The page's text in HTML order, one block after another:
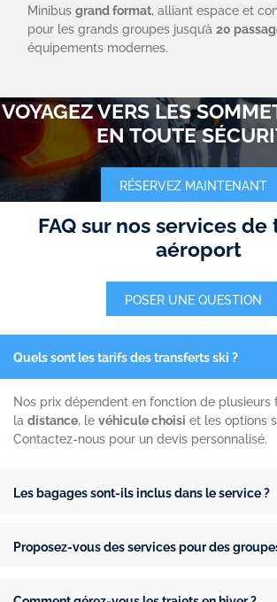
Minibus grand format, alliant espace et
pour les grands groupes jusqu’à 20
équipements modernes.
VOYAGEZ VERS LES
EN TOUTE
RÉSERVEZ MAINTENANT
FAQ sur nos services
aéroport
POSER UNE QUESTION
Quels sont les tarifs des transferts ski ?
Nos prix dépendent en fonction de plusieurs
la distance, le véhicule choisi et les options
Contactez-nous pour un devis personnalisé.
Les bagages sont-ils inclus dans le service ?
Proposez-vous des services pour des